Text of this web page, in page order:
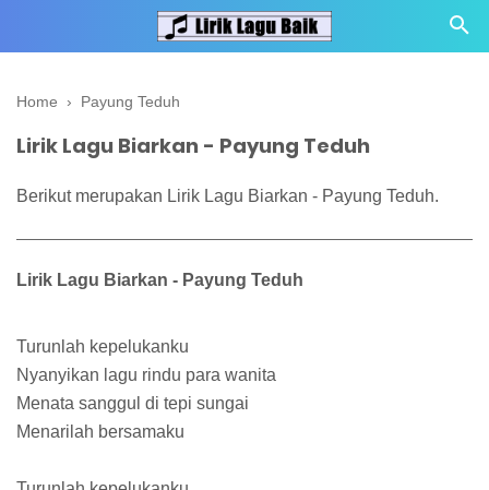
Home › Payung Teduh
Lirik Lagu Biarkan - Payung Teduh
Berikut merupakan Lirik Lagu Biarkan - Payung Teduh.
Lirik Lagu Biarkan - Payung Teduh
Turunlah kepelukanku
Nyanyikan lagu rindu para wanita
Menata sanggul di tepi sungai
Menarilah bersamaku